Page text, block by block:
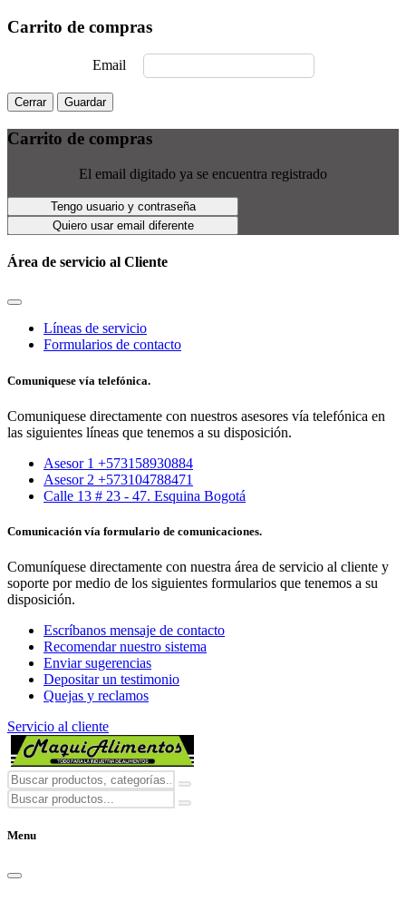
Carrito de compras
Email
Cerrar Guardar
Carrito de compras
El email digitado ya se encuentra registrado
Tengo usuario y contraseña
Quiero usar email diferente
Área de servicio al Cliente
Líneas de servicio
Formularios de contacto
Comuniquese vía telefónica.
Comuniquese directamente con nuestros asesores vía telefónica en
las siguientes líneas que tenemos a su disposición.
Asesor 1 +573158930884
Asesor 2 +573104788471
Calle 13 # 23 - 47. Esquina Bogotá
Comunicación vía formulario de comunicaciones.
Comuníquese directamente con nuestra área de servicio al cliente y
soporte por medio de los siguientes formularios que tenemos a su
disposición.
Escríbanos mensaje de contacto
Recomendar nuestro sistema
Enviar sugerencias
Depositar un testimonio
Quejas y reclamos
Servicio al cliente
Menu